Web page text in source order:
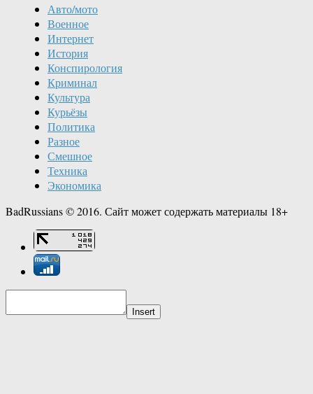
Авто/мото
Военное
Интернет
История
Конспирология
Криминал
Культура
Курьёзы
Политика
Разное
Смешное
Техника
Экономика
BadRussians © 2016. Сайт может содержать материалы 18+
Insert